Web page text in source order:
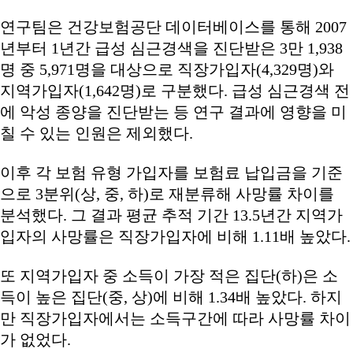
연구팀은 건강보험공단 데이터베이스를 통해 2007
년부터 1년간 급성 심근경색을 진단받은 3만 1,938
명 중 5,971명을 대상으로 직장가입자(4,329명)와
지역가입자(1,642명)로 구분했다. 급성 심근경색 전
에 악성 종양을 진단받는 등 연구 결과에 영향을 미
칠 수 있는 인원은 제외했다.
이후 각 보험 유형 가입자를 보험료 납입금을 기준
으로 3분위(상, 중, 하)로 재분류해 사망률 차이를
분석했다. 그 결과 평균 추적 기간 13.5년간 지역가
입자의 사망률은 직장가입자에 비해 1.11배 높았다.
또 지역가입자 중 소득이 가장 적은 집단(하)은 소
득이 높은 집단(중, 상)에 비해 1.34배 높았다. 하지
만 직장가입자에서는 소득구간에 따라 사망률 차이
가 없었다.